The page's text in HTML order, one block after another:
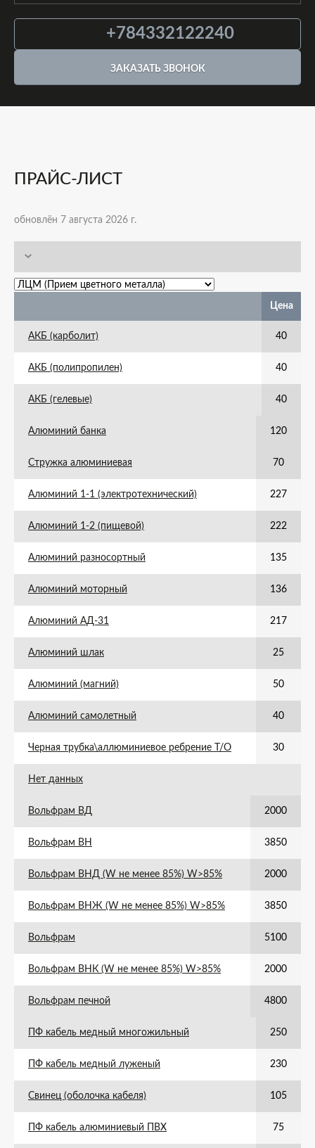
+784332122240
ЗАКАЗАТЬ ЗВОНОК
ПРАЙС-ЛИСТ
обновлён 7 августа 2026 г.
Цена
АКБ (карболит) 40
АКБ (полипропилен) 40
АКБ (гелевые) 40
Алюминий банка 120
Стружка алюминиевая 70
Алюминий 1-1 (электротехнический) 227
Алюминий 1-2 (пищевой) 222
Алюминий разносортный 135
Алюминий моторный 136
Алюминий АД-31 217
Алюминий шлак 25
Алюминий (магний) 50
Алюминий самолетный 40
Черная трубка\аллюминиевое ребрение Т/О 30
Нет данных
Вольфрам ВД 2000
Вольфрам ВН 3850
Вольфрам ВНД (W не менее 85%) W>85% 2000
Вольфрам ВНЖ (W не менее 85%) W>85% 3850
Вольфрам 5100
Вольфрам ВНК (W не менее 85%) W>85% 2000
Вольфрам печной 4800
ПФ кабель медный многожильный 250
ПФ кабель медный луженый 230
Свинец (оболочка кабеля) 105
ПФ кабель алюминиевый ПВХ 75